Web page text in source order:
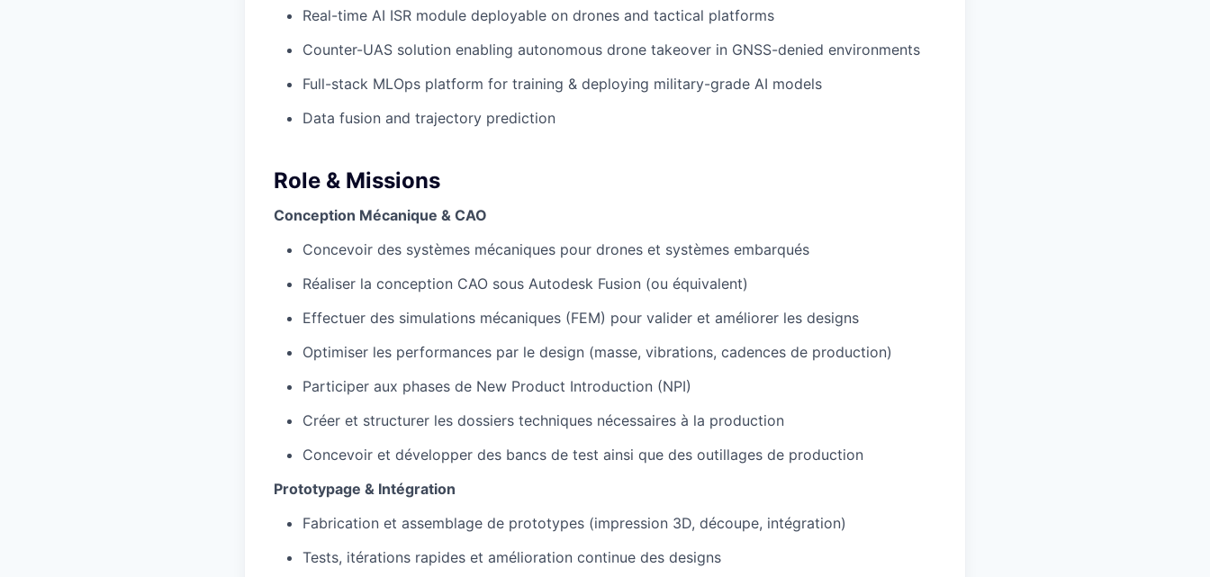
Real-time AI ISR module deployable on drones and tactical platforms
Counter-UAS solution enabling autonomous drone takeover in GNSS-denied environments
Full-stack MLOps platform for training & deploying military-grade AI models
Data fusion and trajectory prediction
Role & Missions
Conception Mécanique & CAO
Concevoir des systèmes mécaniques pour drones et systèmes embarqués
Réaliser la conception CAO sous Autodesk Fusion (ou équivalent)
Effectuer des simulations mécaniques (FEM) pour valider et améliorer les designs
Optimiser les performances par le design (masse, vibrations, cadences de production)
Participer aux phases de New Product Introduction (NPI)
Créer et structurer les dossiers techniques nécessaires à la production
Concevoir et développer des bancs de test ainsi que des outillages de production
Prototypage & Intégration
Fabrication et assemblage de prototypes (impression 3D, découpe, intégration)
Tests, itérations rapides et amélioration continue des designs